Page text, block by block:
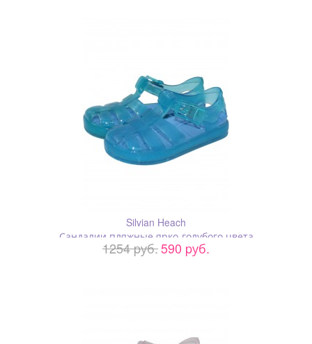
Silvian Heach
Сандалии пляжные ярко-голубого цвета
1254 pуб.590 pуб.